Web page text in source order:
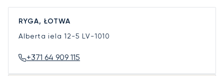
RYGA, ŁOTWA
Alberta iela 12-5 LV-1010
+371 64 909 115